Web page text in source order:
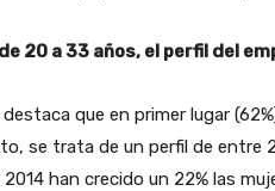
20 a 33 años, el perfil del
que en primer lugar
se trata de un perfil de entre
han crecido un 22% las